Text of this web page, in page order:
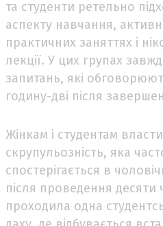
та студенти ретельно
аспекту навчання,
практичних заняттях і
лекції. У цих групах
запитань, які
годину-дві після
Жінкам і студентам
скрупульозність, яка
спостерігається в
після проведення десяти
проходила одна